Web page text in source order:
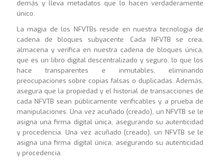
demás y lleva metadatos que lo hacen verdaderamente
único.
La magia de los NFVTBs reside en nuestra tecnología de
cadena de bloques subyacente. Cada NFVTB se crea,
almacena y verifica en nuestra cadena de bloques única,
que es un libro digital descentralizado y seguro, lo que los
hace transparentes e inmutables, eliminando
preocupaciones sobre copias falsas o duplicadas. Además,
asegura que la propiedad y el historial de transacciones de
cada NFVTB sean públicamente verificables y a prueba de
manipulaciones. Una vez acuñado (creado), un NFVTB se le
asigna una firma digital única, asegurando su autenticidad
y procedencia. Una vez acuñado (creado), un NFVTB se le
asigna una firma digital única, asegurando su autenticidad
y procedencia.